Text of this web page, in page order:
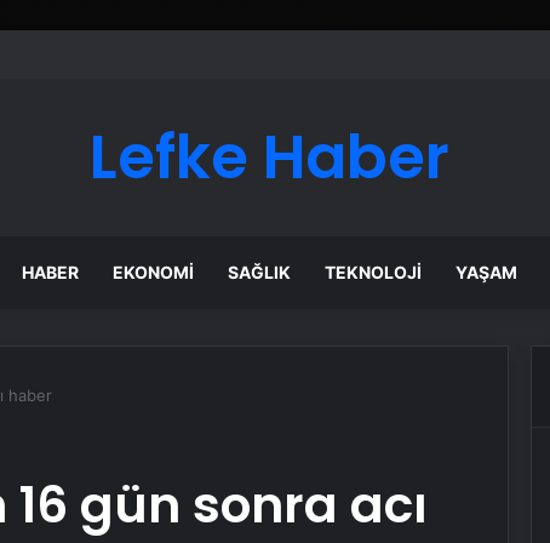
Lefke Haber
HABER EKONOMI SAĞLIK TEKNOLOJI YAŞAM
haber
gün sonra acı